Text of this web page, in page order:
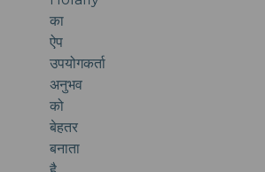
का
ऐप
उपयोगकर्ता
अनुभव
को
बेहतर
बनाता